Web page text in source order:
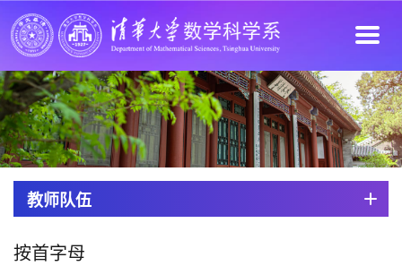
教师队伍
按首字母